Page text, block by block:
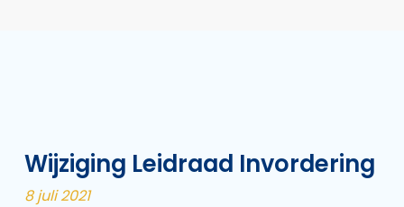
Wijziging Leidraad Invordering
8 juli 2021